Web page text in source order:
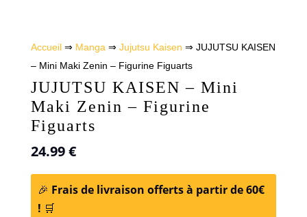
Accueil⇒ Manga ⇒ Jujutsu Kaisen ⇒ JUJUTSU KAISEN
– Mini Maki Zenin – Figurine Figuarts
JUJUTSU KAISEN – Mini
Maki Zenin – Figurine
Figuarts
24.99€
🎉 Frais de livraison offerts à partir de 60€
! 🛒